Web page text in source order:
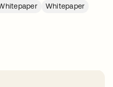
Whitepaper